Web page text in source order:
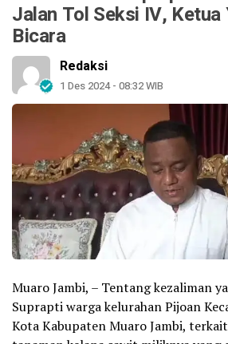
Jalan Tol Seksi IV,
Bicara
Redaksi
1 Des 2024 - 08:32 WIB
Muaro Jambi, – Tentang kezaliman
Suprapti warga kelurahan Pijoan
Kota Kabupaten Muaro Jambi,